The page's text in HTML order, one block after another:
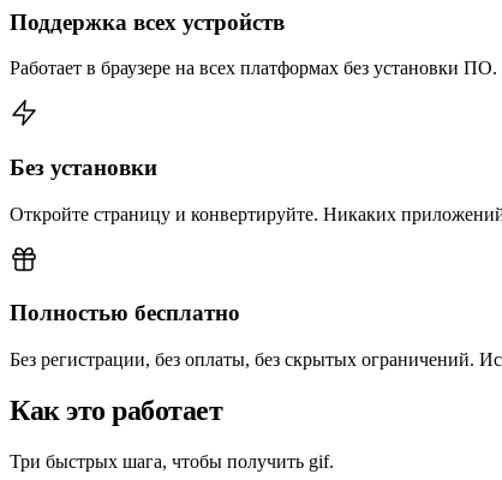
Поддержка всех устройств
Работает в браузере на всех платформах без установки ПО.
Без установки
Откройте страницу и конвертируйте. Никаких
Полностью бесплатно
Без регистрации, без оплаты, без скрытых ограничений.
Как это работает
Три быстрых шага, чтобы получить gif.